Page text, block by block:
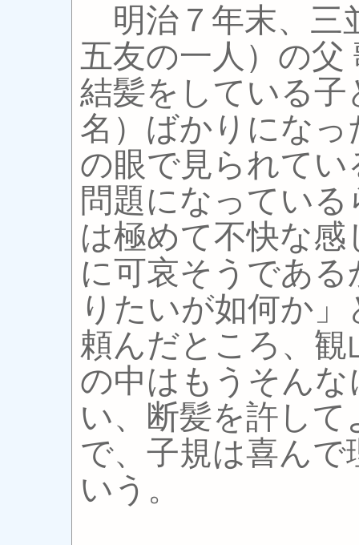
明治７年末、三
五友の一人）の父
結髪をしている
名）ばかりにな
の眼で見られて
問題になってい
は極めて不快な
に可哀そうであ
りたいが如何か
頼んだところ、
の中はもうそん
い、断髪を許し
で、子規は喜ん
いう。